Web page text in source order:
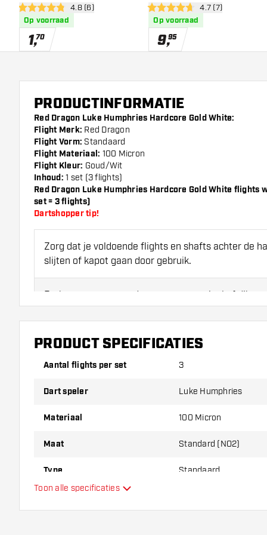
Flights
open reviews drawer
4.8 score sterren4.8 (6)
Op voorraad
1,70
Dart Flightsopen reviews
4.7 score sterren4.7 (7)
Op voorraad
9,95
PRODUCTINFORMATIE
Red Dragon Luke Humphries Hardcore Gold White:
Flight Merk: Red Dragon
Flight Vorm: Standaard
Flight Materiaal: 100 Micron
Flight Kleur: Goud/Wit
Inhoud: 1 set (3 flights)
Red Dragon Luke Humphries Hardcore Gold White flights
set = 3 flights)
Dartshopper tip!
Zorg dat je voldoende flights en shafts achter de
slijten of kapot gaan door gebruik.
Probeer eens een andere vorm, materiaal of dikte
erachter te komen welke variant het beste bij je
PRODUCT SPECIFICATIES
Aantal flights per set 3
Dart speler Luke Humphries
Materiaal 100 Micron
Maat Standard (NO2)
Type Standaard
Toon alle specificaties